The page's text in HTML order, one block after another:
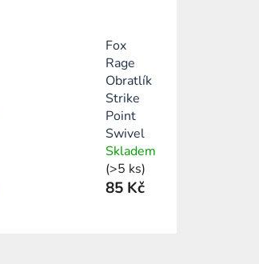
Fox
Rage
Obratlík
Strike
Point
Swivel
Skladem
(>5 ks)
85 Kč